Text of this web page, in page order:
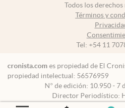
Todos los derechos
Términos y
Tel: +54 11
cronista.com es propiedad de El
propiedad intelectual: 56576959
N° de edición: 10.950 - 7
Director Periodístico: